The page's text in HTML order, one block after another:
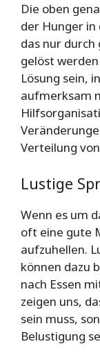
Die oben
der Hunger in
das nur
gelöst
Lösung sein,
aufmerksam
Verteilung
Lustige
Wenn es um
oft eine gute
aufzuhellen.
können dazu
nach Essen
zeigen uns,
sein muss,
Belustigung